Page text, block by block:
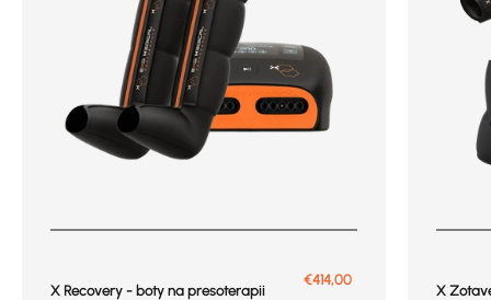
X Recovery - boty na presoterapii
Prix de vente
€414,00
X